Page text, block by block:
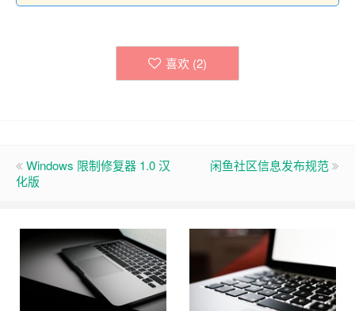
喜欢 (2)
Windows 限制修复器 1.0 汉
化版
闲鱼社区信息发布规范